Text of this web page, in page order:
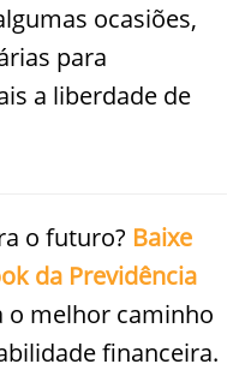
ocasiões,
para
a liberdade de
o futuro? Baixe
da Previdência
o melhor caminho
financeira.